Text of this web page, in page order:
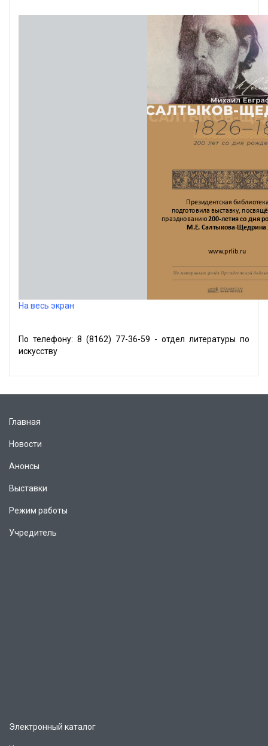
На весь экран
По телефону: 8 (8162) 77-36-59 - отдел литературы по
искусству
Главная
Новости
Анонсы
Выставки
Режим работы
Учредитель
Электронный каталог